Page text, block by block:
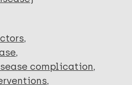
complication